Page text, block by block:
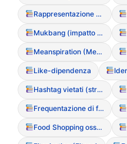
Rappresentazione dei corpi nei media
Mukbang (impatto psicologico della visione di abbuffate)
Meanspiration (Meanspo)
Like-dipendenza
Hashtag vietati (strategie per aggirare i blocchi social)
Frequentazione di forum Pro-Ana o Pro-Mia
Food Shopping ossessivo (leggere etichette)